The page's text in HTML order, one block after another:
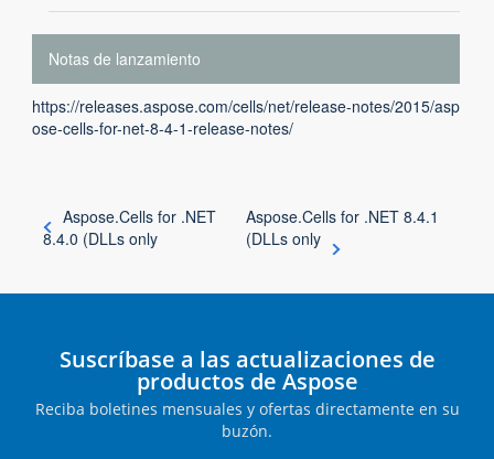
Notas de lanzamiento
https://releases.aspose.com/cells/net/release-notes/2015/asp
ose-cells-for-net-8-4-1-release-notes/
Aspose.Cells for .NET
8.4.0 (DLLs only
Aspose.Cells for .NET 8.4.1
(DLLs only
Suscríbase a las actualizaciones de
productos de Aspose
Reciba boletines mensuales y ofertas directamente en su
buzón.